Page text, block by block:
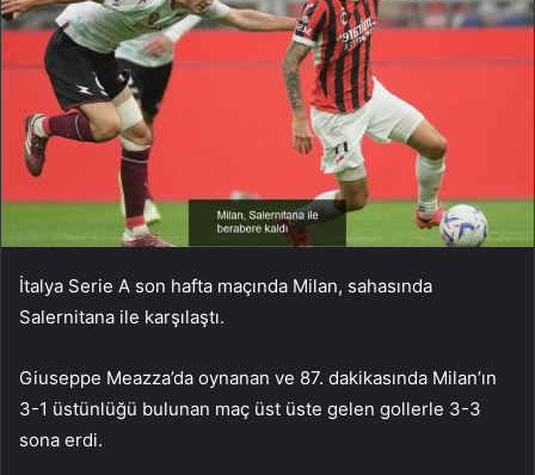
İtalya Serie A son hafta maçında Milan, sahasında
Salernitana ile karşılaştı.
Giuseppe Meazza’da oynanan ve 87. dakikasında Milan’ın
3-1 üstünlüğü bulunan maç üst üste gelen gollerle 3-3
sona erdi.